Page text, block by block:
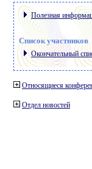
Полезная
Список участников
Окончательный
Относящиеся
Отдел новостей